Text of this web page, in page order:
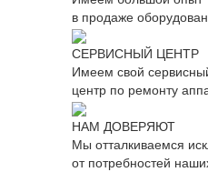
в продаже
СЕРВИСНЫЙ ЦЕНТР
Имеем свой
центр по ремонту
НАМ ДОВЕРЯЮТ
Мы отталкиваемся
от потребностей